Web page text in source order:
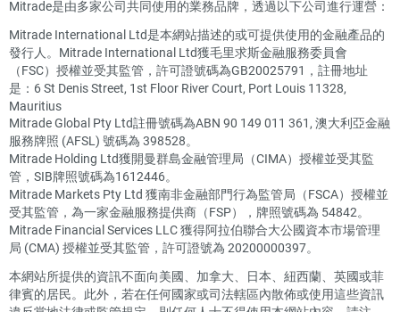
Mitrade是由多家公司共同使用的業務品牌，透過以下公司進行運營：
Mitrade International Ltd是本網站描述的或可提供使用的金融產品的
發行人。Mitrade International Ltd獲毛里求斯金融服務委員會
（FSC）授權並受其監管，許可證號碼為GB20025791，註冊地址
是：6 St Denis Street, 1st Floor River Court, Port Louis 11328,
Mauritius
Mitrade Global Pty Ltd註冊號碼為ABN 90 149 011 361, 澳大利亞金融
服務牌照 (AFSL) 號碼為 398528。
Mitrade Holding Ltd獲開曼群島金融管理局（CIMA）授權並受其監
管，SIB牌照號碼為1612446。
Mitrade Markets Pty Ltd 獲南非金融部門行為監管局（FSCA）授權並
受其監管，為一家金融服務提供商（FSP），牌照號碼為 54842。
Mitrade Financial Services LLC 獲得阿拉伯聯合大公國資本市場管理
局 (CMA) 授權並受其監管，許可證號為 20200000397。
本網站所提供的資訊不面向美國、加拿大、日本、紐西蘭、英國或菲
律賓的居民。此外，若在任何國家或司法轄區內散佈或使用這些資訊